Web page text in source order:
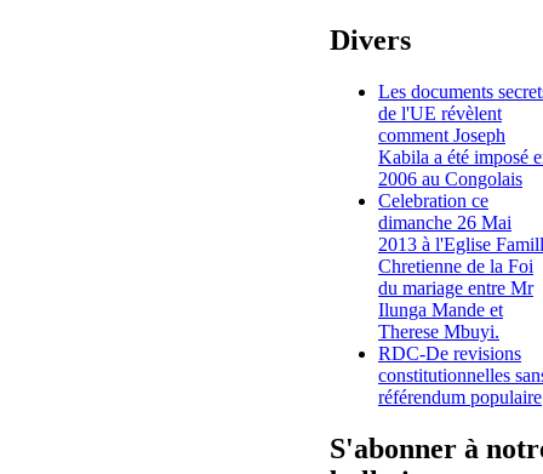
Divers
Les documents
de l'UE révèlent
comment Joseph
Kabila a été imposé
2006 au Congolais
Celebration ce
dimanche 26 Mai
2013 à l'Eglise
Chretienne de la Foi
du mariage entre Mr
Ilunga Mande et
Therese Mbuyi.
RDC-De revisions
constitutionnelles
référendum populaire
S'abonner à